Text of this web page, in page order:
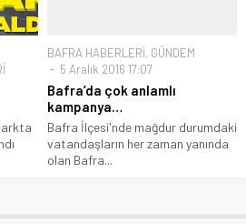
BAFRA HABERLERİ, GÜNDEM
5 Aralık 2016 17:07
Bafra’da çok anlamlı
kampanya…
Bafra İlçesi'nde mağdur durumdaki
vatandaşların her zaman yanında
olan Bafra...